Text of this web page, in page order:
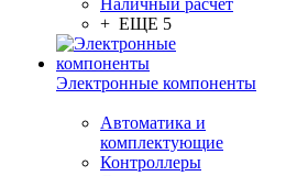
Наличный расчет
+ ЕЩЕ 5
Электронные компоненты
Автоматика и
комплектующие
Контроллеры